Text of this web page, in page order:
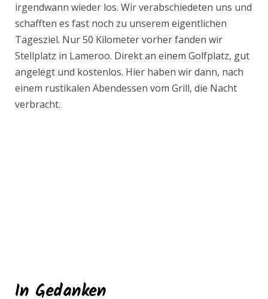
irgendwann wieder los. Wir verabschiedeten uns und
schafften es fast noch zu unserem eigentlichen
Tagesziel. Nur 50 Kilometer vorher fanden wir
Stellplatz in Lameroo. Direkt an einem Golfplatz, gut
angelegt und kostenlos. Hier haben wir dann, nach
einem rustikalen Abendessen vom Grill, die Nacht
verbracht.
In Gedanken